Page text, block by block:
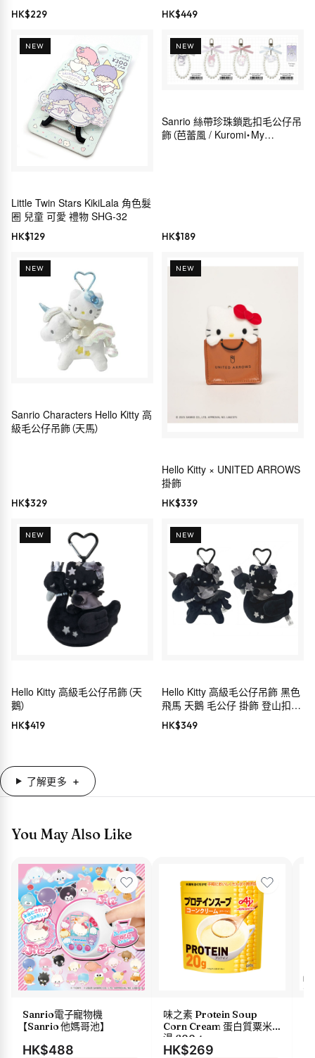
HK$229
Sanrio 穿搭系列）
HK$449
NEW
Little Twin Stars KikiLala 角色髮
圈 兒童 可愛 禮物 SHG-32
HK$129
NEW
Sanrio 絲帶珍珠鎖匙扣毛公仔吊
飾（芭蕾風 / Kuromi・My
HK$189
NEW
Sanrio Characters Hello Kitty 高
級毛公仔吊飾（天馬）
HK$329
NEW
Hello Kitty × UNITED ARROWS
掛飾
HK$339
NEW
Hello Kitty 高級毛公仔吊飾（天
鵝）
HK$419
NEW
Hello Kitty 高級毛公仔吊飾 黑色
飛馬 天鵝 毛公仔 掛飾 登山扣
Sanrio
HK$349
了解更多
You May Also Like
Sanrio電子寵物機
【Sanrio 他媽哥池】
HK$488
味之素 Protein Soup
Corn Cream 蛋白質粟米
湯 600g
HK$269